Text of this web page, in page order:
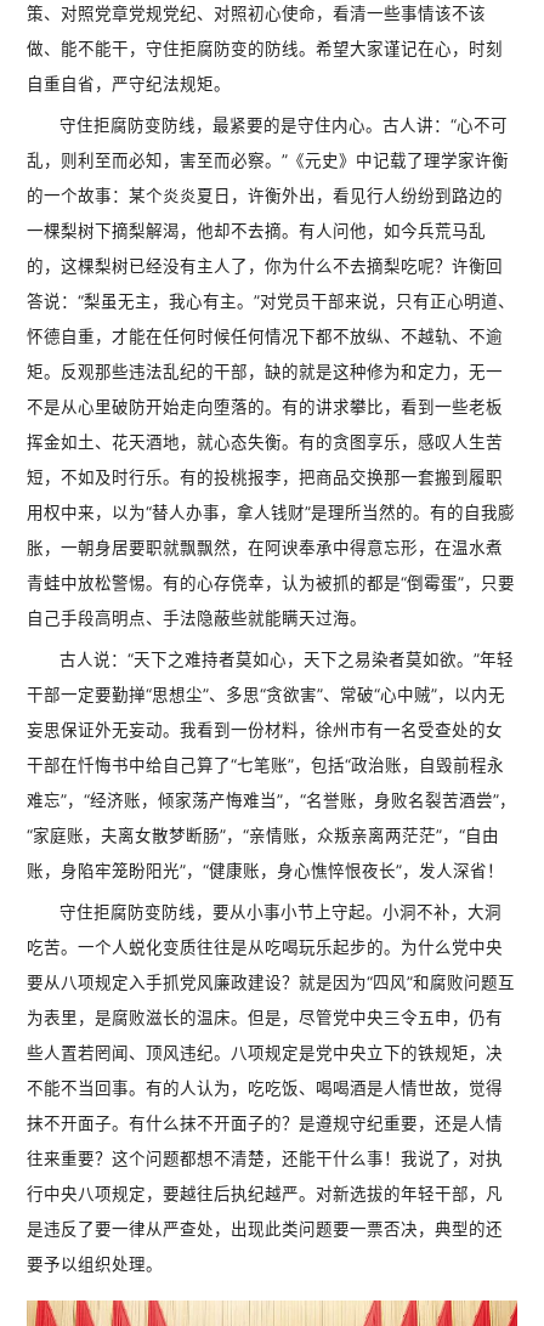
策、对照党章党规党纪、对照初心使命，看清一些事情该不该
做、能不能干，守住拒腐防变的防线。希望大家谨记在心，时刻
自重自省，严守纪法规矩。
守住拒腐防变防线，最紧要的是守住内心。古人讲：“心不可
乱，则利至而必知，害至而必察。”《元史》中记载了理学家许衡
的一个故事：某个炎炎夏日，许衡外出，看见行人纷纷到路边的
一棵梨树下摘梨解渴，他却不去摘。有人问他，如今兵荒马乱
的，这棵梨树已经没有主人了，你为什么不去摘梨吃呢？许衡回
答说：“梨虽无主，我心有主。”对党员干部来说，只有正心明道、
怀德自重，才能在任何时候任何情况下都不放纵、不越轨、不逾
矩。反观那些违法乱纪的干部，缺的就是这种修为和定力，无一
不是从心里破防开始走向堕落的。有的讲求攀比，看到一些老板
挥金如土、花天酒地，就心态失衡。有的贪图享乐，感叹人生苦
短，不如及时行乐。有的投桃报李，把商品交换那一套搬到履职
用权中来，以为“替人办事，拿人钱财”是理所当然的。有的自我膨
胀，一朝身居要职就飘飘然，在阿谀奉承中得意忘形，在温水煮
青蛙中放松警惕。有的心存侥幸，认为被抓的都是“倒霉蛋”，只要
自己手段高明点、手法隐蔽些就能瞒天过海。
古人说：“天下之难持者莫如心，天下之易染者莫如欲。”年轻
干部一定要勤掸“思想尘”、多思“贪欲害”、常破“心中贼”，以内无
妄思保证外无妄动。我看到一份材料，徐州市有一名受查处的女
干部在忏悔书中给自己算了“七笔账”，包括“政治账，自毁前程永
难忘”，“经济账，倾家荡产悔难当”，“名誉账，身败名裂苦酒尝”，
“家庭账，夫离女散梦断肠”，“亲情账，众叛亲离两茫茫”，“自由
账，身陷牢笼盼阳光”，“健康账，身心憔悴恨夜长”，发人深省！
守住拒腐防变防线，要从小事小节上守起。小洞不补，大洞
吃苦。一个人蜕化变质往往是从吃喝玩乐起步的。为什么党中央
要从八项规定入手抓党风廉政建设？就是因为“四风”和腐败问题互
为表里，是腐败滋长的温床。但是，尽管党中央三令五申，仍有
些人置若罔闻、顶风违纪。八项规定是党中央立下的铁规矩，决
不能不当回事。有的人认为，吃吃饭、喝喝酒是人情世故，觉得
抹不开面子。有什么抹不开面子的？是遵规守纪重要，还是人情
往来重要？这个问题都想不清楚，还能干什么事！我说了，对执
行中央八项规定，要越往后执纪越严。对新选拔的年轻干部，凡
是违反了要一律从严查处，出现此类问题要一票否决，典型的还
要予以组织处理。